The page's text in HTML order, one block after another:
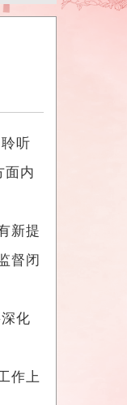
听
面内
新提
督闭
化
作上